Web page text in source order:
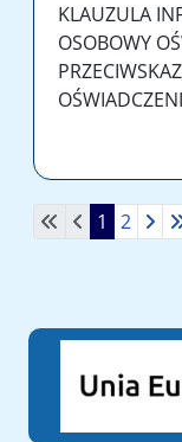
KLAUZULA
OSOBOWY
1 2